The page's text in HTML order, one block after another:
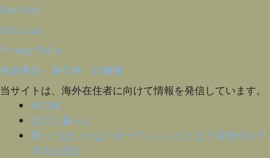
Site Map
About us
Privacy Policy
免責事項・著作権・肖像権
当サイトは、海外在住者に向けて情報を発信しています。
HOME
生活と暮らし
買ってはいけないオーブンレンジとは？特徴やおす
すめも紹介